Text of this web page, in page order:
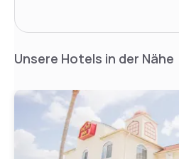
Unsere Hotels in der Nähe